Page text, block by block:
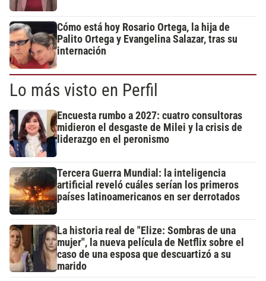
Cómo está hoy Rosario Ortega, la hija de
Palito Ortega y Evangelina Salazar, tras su
internación
Lo más visto en Perfil
Encuesta rumbo a 2027: cuatro consultoras
midieron el desgaste de Milei y la crisis de
liderazgo en el peronismo
Tercera Guerra Mundial: la inteligencia
artificial reveló cuáles serían los primeros
países latinoamericanos en ser derrotados
La historia real de "Elize: Sombras de una
mujer", la nueva película de Netflix sobre el
caso de una esposa que descuartizó a su
marido